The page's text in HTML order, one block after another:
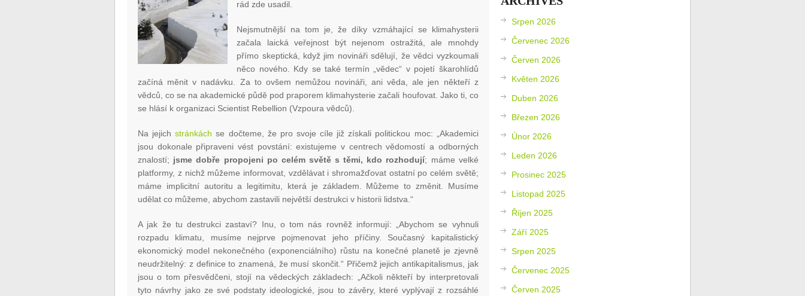
rád zde usadil.
Nejsmutnější na tom je, že díky vzmáhající se klimahysterii
začala laická veřejnost být nejenom ostražitá, ale mnohdy
přímo skeptická, když jim novináři sdělují, že vědci vyzkoumali
něco nového. Kdy se také termín „vědec“ v pojetí škarohlídů
začíná měnit v nadávku. Za to ovšem nemůžou novináři, ani věda, ale jen někteří z
vědců, co se na akademické půdě pod praporem klimahysterie začali houfovat. Jako ti, co
se hlásí k organizaci Scientist Rebellion (Vzpoura vědců).
Na jejichstránkách se dočteme, že pro svoje cíle již získali politickou moc: „Akademici
jsou dokonale připraveni vést povstání: existujeme v centrech vědomostí a odborných
znalostí; jsme dobře propojeni po celém světě s těmi, kdo rozhodují; máme velké
platformy, z nichž můžeme informovat, vzdělávat i shromažďovat ostatní po celém světě;
máme implicitní autoritu a legitimitu, která je základem. Můžeme to změnit. Musíme
udělat co můžeme, abychom zastavili největší destrukci v historii lidstva.“
A jak že tu destrukci zastaví? Inu, o tom nás rovněž informují: „Abychom se vyhnuli
rozpadu klimatu, musíme nejprve pojmenovat jeho příčiny. Současný kapitalistický
ekonomický model nekonečného (exponenciálního) růstu na konečné planetě je zjevně
neudržitelný: z definice to znamená, že musí skončit.“ Přičemž jejich antikapitalismus, jak
jsou o tom přesvědčeni, stojí na vědeckých základech: „Ačkoli někteří by interpretovali
tyto návrhy jako ze své podstaty ideologické, jsou to závěry, které vyplývají z rozsáhlé
Srpen 2026
Červenec 2026
Červen 2026
Květen 2026
Duben 2026
Březen 2026
Únor 2026
Leden 2026
Prosinec 2025
Listopad 2025
Říjen 2025
Září 2025
Srpen 2025
Červenec 2025
Červen 2025